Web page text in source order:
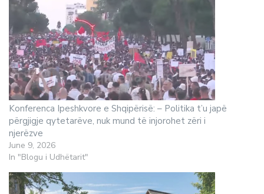
Konferenca Ipeshkvore e Shqipërisë: – Politika t’u japë
përgjigje qytetarëve, nuk mund të injorohet zëri i
njerëzve
June 9, 2026
In "Blogu i Udhëtarit"